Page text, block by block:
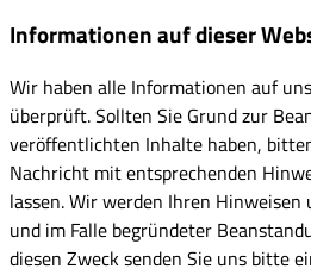
Informationen auf dieser
Wir haben alle Informationen auf
überprüft. Sollten Sie Grund zur
veröffentlichten Inhalte haben,
Nachricht mit entsprechenden
lassen. Wir werden Ihren
und im Falle begründeter
diesen Zweck senden Sie uns bitte